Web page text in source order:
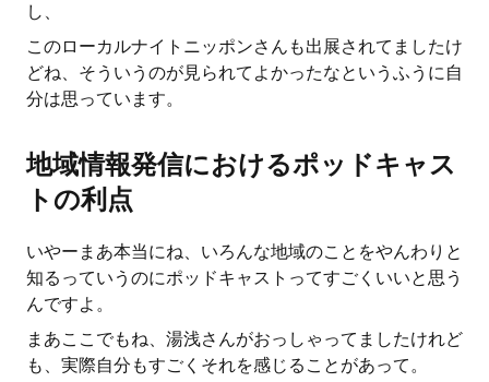
し、
このローカルナイトニッポンさんも出展されてましたけ
どね、そういうのが見られてよかったなというふうに自
分は思っています。
地域情報発信におけるポッドキャス
トの利点
いやーまあ本当にね、いろんな地域のことをやんわりと
知るっていうのにポッドキャストってすごくいいと思う
んですよ。
まあここでもね、湯浅さんがおっしゃってましたけれど
も、実際自分もすごくそれを感じることがあって。